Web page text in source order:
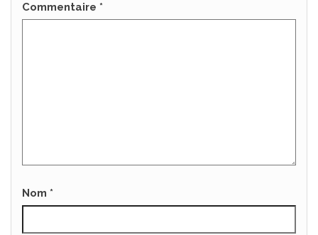
Commentaire *
Nom *